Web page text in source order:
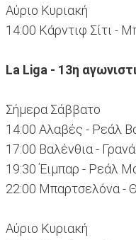
Αύριο Κυριακή
14:00 Κάρντιφ Σίτι -
La Liga - 13η
Σήμερα Σάββατο
14:00 Αλαβές - Ρεάλ
17:00 Βαλένθια -
19:30 Έιμπαρ - Ρεάλ
22:00 Μπαρτσελόνα -
Αύριο Κυριακή